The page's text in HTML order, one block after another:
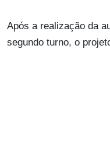
Após a realização da
segundo turno, o